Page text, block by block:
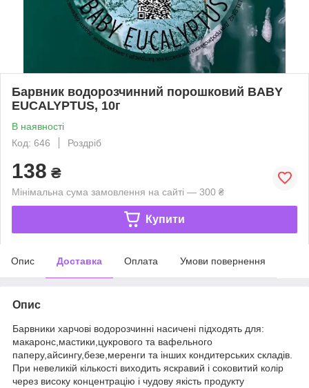
Барвник водорозчинний порошковий BABY
EUCALYPTUS, 10г
В наявності
Код: 646
Роздріб
138 ₴
Мінімальна сума замовлення на сайті — 300 ₴
Купити
Опис Доставка Оплата Умови повернення
Опис
Барвники харчові водорозчинні насичені підходять для:
макаронс,мастики,цукрового та вафельного
паперу,айсингу,безе,меренги та інших кондитерських складів.
При невеликій кількості виходить яскравий і соковитий колір
через високу концентрацію і чудову якість продукту